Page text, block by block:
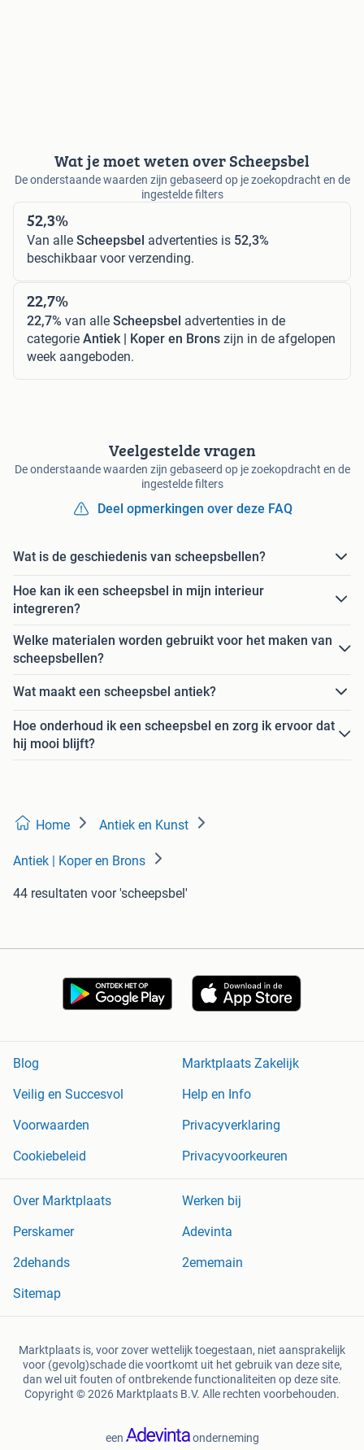
Wat je moet weten over Scheepsbel
De onderstaande waarden zijn gebaseerd op je zoekopdracht en de
ingestelde filters
52,3%
Van alle Scheepsbel advertenties is 52,3%
beschikbaar voor verzending.
22,7%
22,7% van alle Scheepsbel advertenties in de
categorie Antiek | Koper en Brons zijn in de afgelopen
week aangeboden.
Veelgestelde vragen
De onderstaande waarden zijn gebaseerd op je zoekopdracht en de
ingestelde filters
Deel opmerkingen over deze FAQ
Wat is de geschiedenis van scheepsbellen?
Hoe kan ik een scheepsbel in mijn interieur
integreren?
Welke materialen worden gebruikt voor het maken van
scheepsbellen?
Wat maakt een scheepsbel antiek?
Hoe onderhoud ik een scheepsbel en zorg ik ervoor dat
hij mooi blijft?
Home Antiek en Kunst
Antiek | Koper en Brons
44 resultaten voor 'scheepsbel'
Blog
Marktplaats Zakelijk
Veilig en Succesvol
Help en Info
Voorwaarden
Privacyverklaring
Cookiebeleid
Privacyvoorkeuren
Over Marktplaats
Werken bij
Perskamer
Adevinta
2dehands
2ememain
Sitemap
Marktplaats is, voor zover wettelijk toegestaan, niet aansprakelijk
voor (gevolg)schade die voortkomt uit het gebruik van deze site,
dan wel uit fouten of ontbrekende functionaliteiten op deze site.
Copyright © 2026 Marktplaats B.V. Alle rechten voorbehouden.
een onderneming